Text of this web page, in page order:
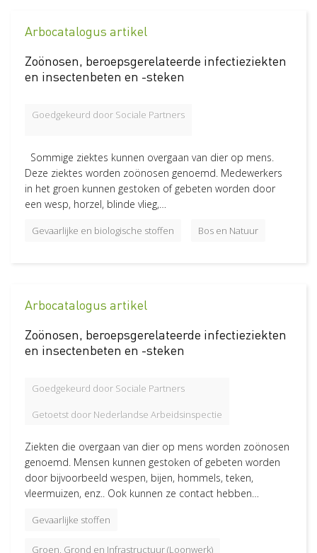
Arbocatalogus artikel
Zoönosen, beroepsgerelateerde infectieziekten
en insectenbeten en -steken
Goedgekeurd door Sociale Partners
Sommige ziektes kunnen overgaan van dier op mens.
Deze ziektes worden zoönosen genoemd. Medewerkers
in het groen kunnen gestoken of gebeten worden door
een wesp, horzel, blinde vlieg,…
Gevaarlijke en biologische stoffen Bos en Natuur
Arbocatalogus artikel
Zoönosen, beroepsgerelateerde infectieziekten
en insectenbeten en -steken
Goedgekeurd door Sociale Partners
Getoetst door Nederlandse Arbeidsinspectie
Ziekten die overgaan van dier op mens worden zoönosen
genoemd. Mensen kunnen gestoken of gebeten worden
door bijvoorbeeld wespen, bijen, hommels, teken,
vleermuizen, enz.. Ook kunnen ze contact hebben…
Gevaarlijke stoffen
Groen, Grond en Infrastructuur (Loonwerk)